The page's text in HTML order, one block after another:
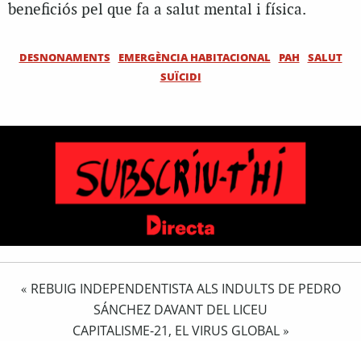
beneficiós pel que fa a salut mental i física.
DESNONAMENTS EMERGÈNCIA HABITACIONAL PAH
SALUT
SUÏCIDI
« REBUIG INDEPENDENTISTA ALS INDULTS DE PEDRO
SÁNCHEZ DAVANT DEL LICEU
CAPITALISME-21, EL VIRUS GLOBAL»